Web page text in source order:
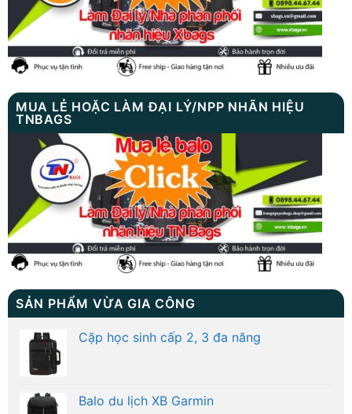
MUA LẺ HOẶC LÀM ĐẠI LÝ/NPP NHÃN HIỆU
TNBAGS
SẢN PHẨM VỪA GIA CÔNG
Cặp học sinh cấp 2, 3 đa năng
Balo du lịch XB Garmin